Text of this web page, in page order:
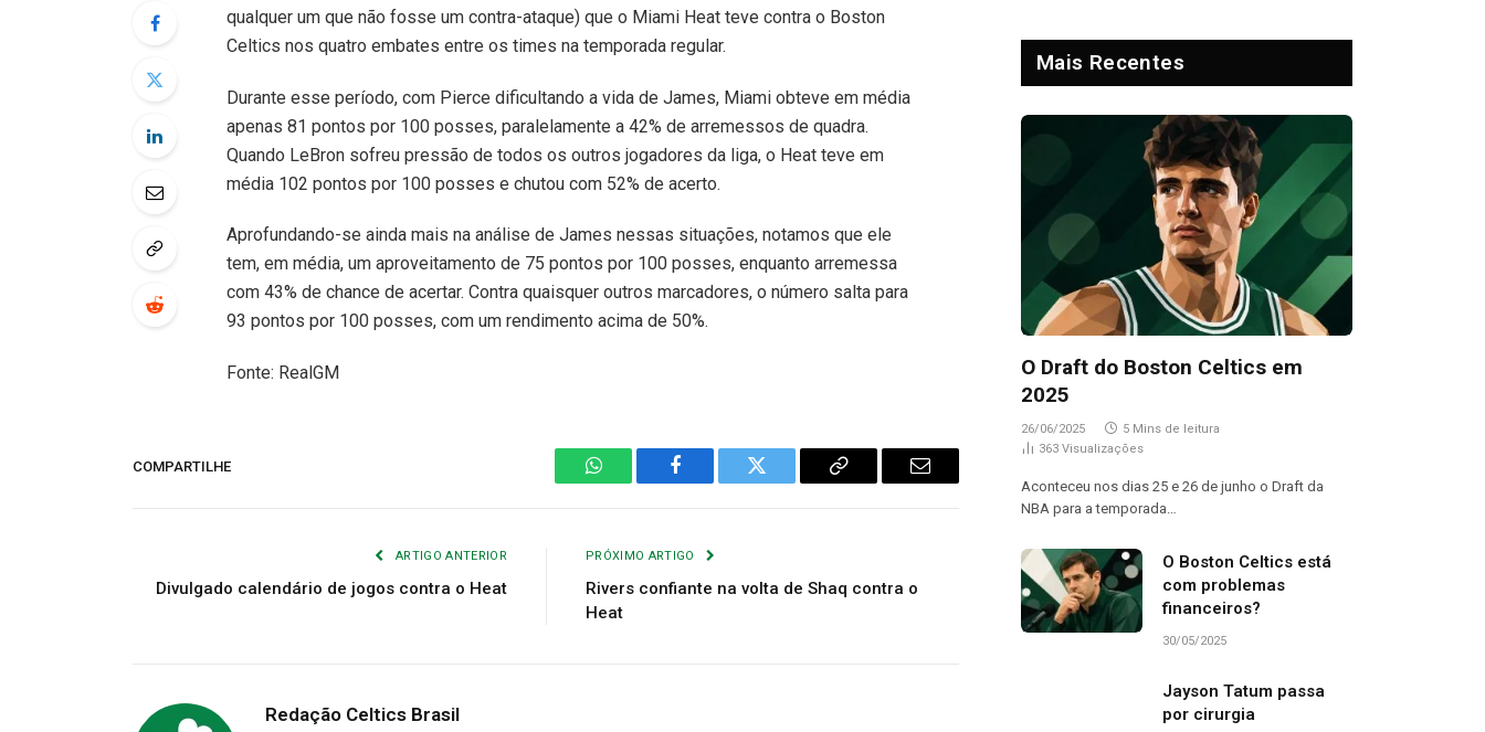
qualquer um que não fosse um contra-ataque) que o Miami Heat teve contra o Boston
Celtics nos quatro embates entre os times na temporada regular.
Durante esse período, com Pierce dificultando a vida de James, Miami obteve em média
apenas 81 pontos por 100 posses, paralelamente a 42% de arremessos de quadra.
Quando LeBron sofreu pressão de todos os outros jogadores da liga, o Heat teve em
média 102 pontos por 100 posses e chutou com 52% de acerto.
Aprofundando-se ainda mais na análise de James nessas situações, notamos que ele
tem, em média, um aproveitamento de 75 pontos por 100 posses, enquanto arremessa
com 43% de chance de acertar. Contra quaisquer outros marcadores, o número salta para
93 pontos por 100 posses, com um rendimento acima de 50%.
Fonte: RealGM
COMPARTILHE
WhatsAppFacebook Twitter
Copiar
E-
ARTIGO ANTERIOR
Divulgado calendário de jogos contra o Heat
PRÓXIMO ARTIGO
Rivers confiante na volta de Shaq contra o
Heat
Redação Celtics Brasil
Mais Recentes
O Draft do Boston Celtics em
2025
26/06/2025
5 Mins de leitura
363 Visualizações
Aconteceu nos dias 25 e 26 de junho o Draft da
NBA para a temporada…
O Boston Celtics está
com problemas
financeiros?
30/05/2025
Jayson Tatum passa
por cirurgia